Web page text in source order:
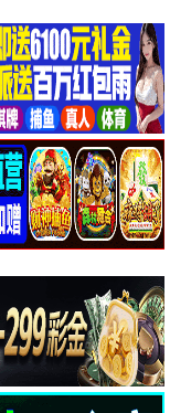
网影
清
、动漫综艺，每